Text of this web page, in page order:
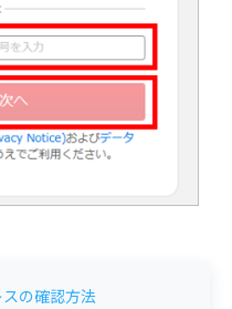
の確認方法